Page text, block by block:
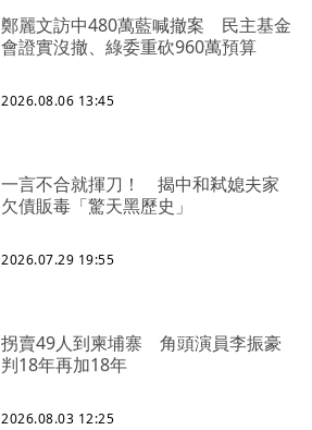
鄭麗文訪中480萬藍喊撤案 民主基金
會證實沒撤、綠委重砍960萬預算
2026.08.06 13:45
一言不合就揮刀！ 揭中和弒媳夫家
欠債販毒「驚天黑歷史」
2026.07.29 19:55
拐賣49人到柬埔寨 角頭演員李振豪
判18年再加18年
2026.08.03 12:25